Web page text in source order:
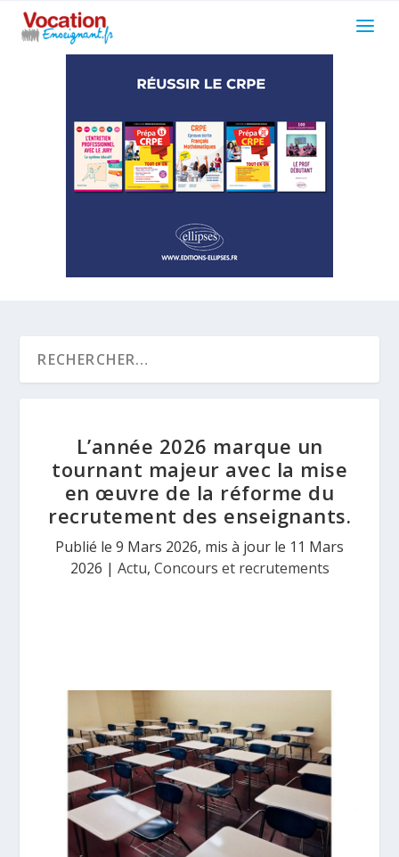
L’année 2026 marque un
tournant majeur avec la mise
en œuvre de la réforme du
recrutement des enseignants.
Publié le 9 Mars 2026, mis à jour le 11 Mars
2026 | Actu, Concours et recrutements